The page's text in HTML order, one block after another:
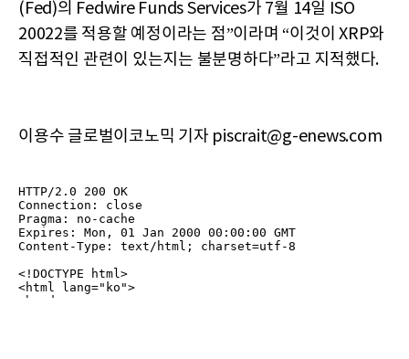
(Fed)의 Fedwire Funds Services가 7월 14일 ISO
20022를 적용할 예정이라는 점”이라며 “이것이 XRP와
직접적인 관련이 있는지는 불분명하다”라고 지적했다.
이용수 글로벌이코노믹 기자 piscrait@g-enews.com